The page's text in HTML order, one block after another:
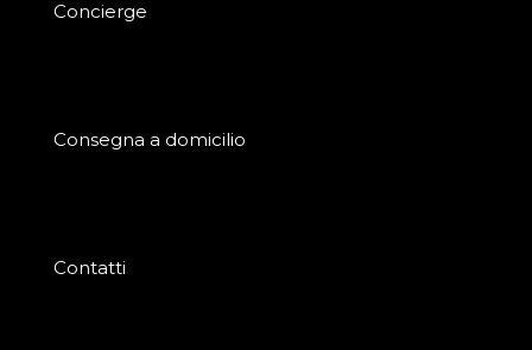
Concierge
Consegna a domicilio
Contatti